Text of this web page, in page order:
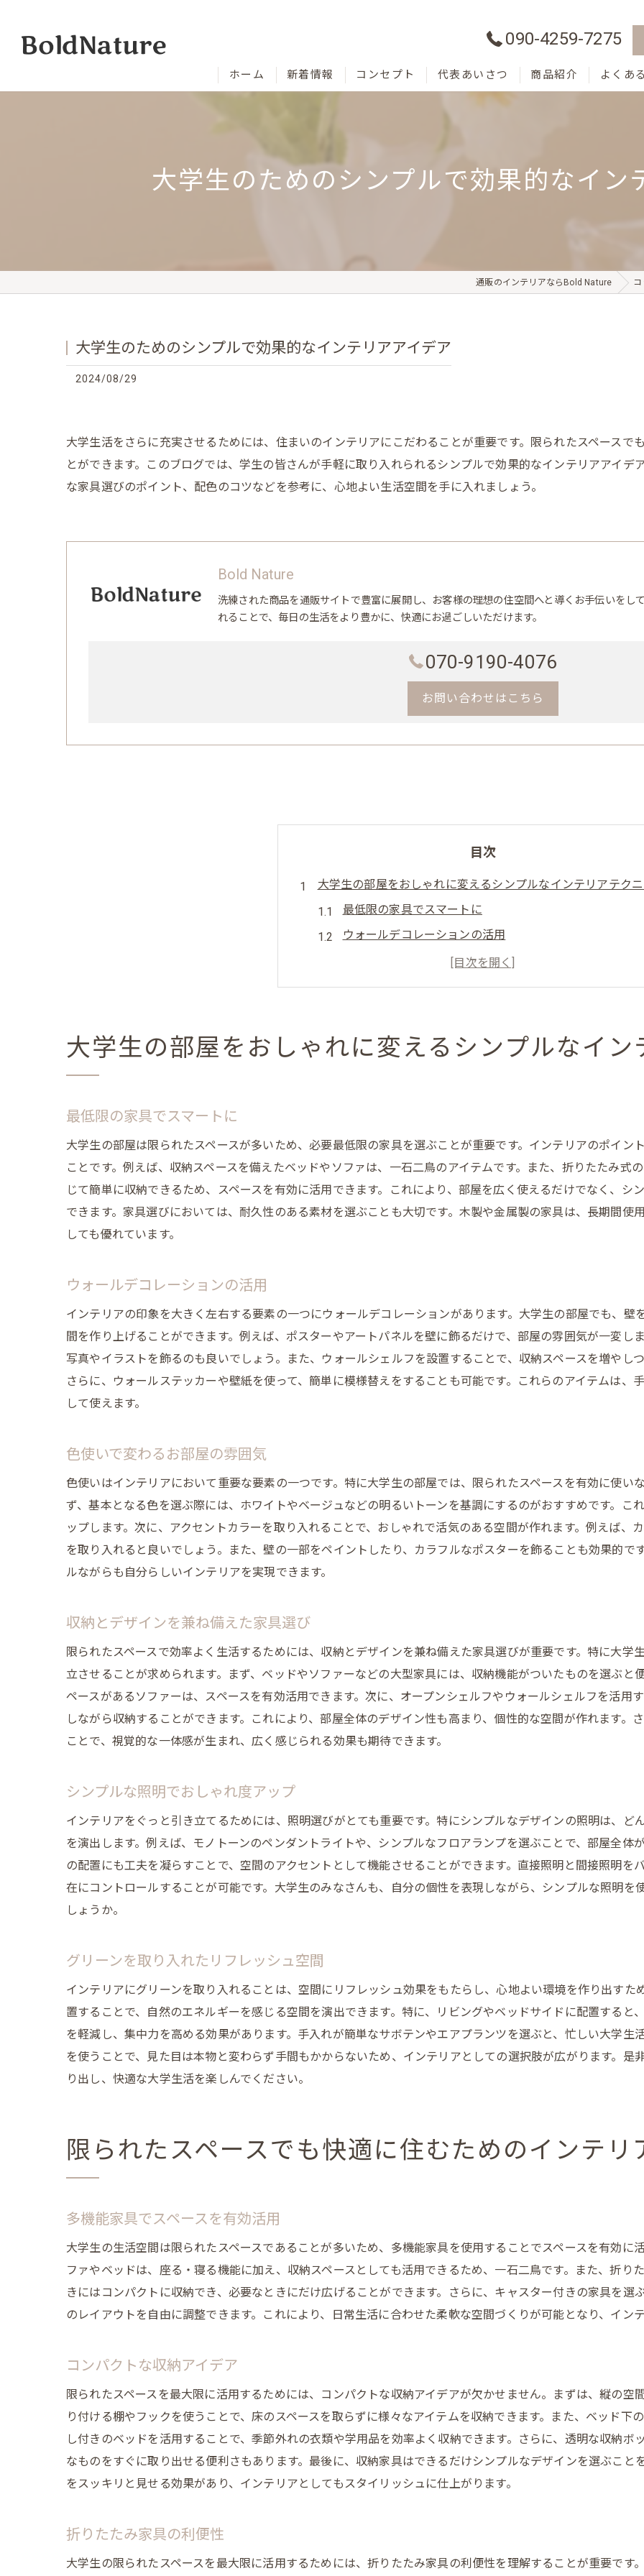
090-4259-7275
ホーム 新着情報 コンセプト 代表あいさつ 商品紹介 よくあ
大学生のためのシンプルで効果的なイン
通販のインテリアならBold Nature
大学生のためのシンプルで効果的なインテリアアイデア
2024/08/29
大学生活をさらに充実させるためには、住まいのインテリアにこだわることが重要です。限られたスペースで
とができます。このブログでは、学生の皆さんが手軽に取り入れられるシンプルで効果的なインテリアアイデ
な家具選びのポイント、配色のコツなどを参考に、心地よい生活空間を手に入れましょう。
Bold Nature
洗練された商品を通販サイトで豊富に展開し、お客様の理想の住空間へと導くお手伝いをし
れることで、毎日の生活をより豊かに、快適にお過ごしいただけます。
070-9190-4076
お問い合わせはこちら
目次
大学生の部屋をおしゃれに変えるシンプルなインテリアテク
最低限の家具でスマートに
ウォールデコレーションの活用
色使いで変わるお部屋の雰囲気
収納とデザインを兼ね備えた家具選び
グリーンを取り入れたリフレッシュ空間
限られたスペースでも快適に住むためのインテリア選びのポ
折りたたみ家具の利便性
壁面収納で空間を広く見せる
ミニマリストデザインの提案
家具配置の工夫で広がる空間
シンプルなカーテンの選定
ラグとカーペットの配置方法
アクセント小物の取り入れ方
照明で演出するおしゃれな空間
カラーバランスの取り方
自己表現を反映したデコレーション
視覚的広がりを持たせる鏡の使い方
プランターを使ったインテリア
シンプルなアート作品の飾り方
サステナブルなインテリアアイテム
季節ごとのインテリアチェンジ
バランスの良い配置テクニック
予算内でおしゃれを実現する方法
コンパクトなキッチンスペースの作り方
ベッド下収納の活用法
おしゃれなパーティションアイデア
毎日のリラックスタイムを演出
趣味を楽しむための空間作り
心地よい睡眠環境の整え方
大学生の部屋をおしゃれに変えるシンプルなイ
最低限の家具でスマートに
大学生の部屋は限られたスペースが多いため、必要最低限の家具を選ぶことが重要です。インテリアのポイン
ことです。例えば、収納スペースを備えたベッドやソファは、一石二鳥のアイテムです。また、折りたたみ式
じて簡単に収納できるため、スペースを有効に活用できます。これにより、部屋を広く使えるだけでなく、シ
できます。家具選びにおいては、耐久性のある素材を選ぶことも大切です。木製や金属製の家具は、長期間使
しても優れています。
ウォールデコレーションの活用
インテリアの印象を大きく左右する要素の一つにウォールデコレーションがあります。大学生の部屋でも、壁
間を作り上げることができます。例えば、ポスターやアートパネルを壁に飾るだけで、部屋の雰囲気が一変し
写真やイラストを飾るのも良いでしょう。また、ウォールシェルフを設置することで、収納スペースを増やし
さらに、ウォールステッカーや壁紙を使って、簡単に模様替えをすることも可能です。これらのアイテムは、
して使えます。
色使いで変わるお部屋の雰囲気
色使いはインテリアにおいて重要な要素の一つです。特に大学生の部屋では、限られたスペースを有効に使い
ず、基本となる色を選ぶ際には、ホワイトやベージュなどの明るいトーンを基調にするのがおすすめです。こ
ップします。次に、アクセントカラーを取り入れることで、おしゃれで活気のある空間が作れます。例えば、
を取り入れると良いでしょう。また、壁の一部をペイントしたり、カラフルなポスターを飾ることも効果的で
ルながらも自分らしいインテリアを実現できます。
収納とデザインを兼ね備えた家具選び
限られたスペースで効率よく生活するためには、収納とデザインを兼ね備えた家具選びが重要です。特に大学
立させることが求められます。まず、ベッドやソファーなどの大型家具には、収納機能がついたものを選ぶと
ペースがあるソファーは、スペースを有効活用できます。次に、オープンシェルフやウォールシェルフを活用
しながら収納することができます。これにより、部屋全体のデザイン性も高まり、個性的な空間が作れます。
ことで、視覚的な一体感が生まれ、広く感じられる効果も期待できます。
シンプルな照明でおしゃれ度アップ
インテリアをぐっと引き立てるためには、照明選びがとても重要です。特にシンプルなデザインの照明は、ど
を演出します。例えば、モノトーンのペンダントライトや、シンプルなフロアランプを選ぶことで、部屋全体
の配置にも工夫を凝らすことで、空間のアクセントとして機能させることができます。直接照明と間接照明を
在にコントロールすることが可能です。大学生のみなさんも、自分の個性を表現しながら、シンプルな照明を
しょうか。
グリーンを取り入れたリフレッシュ空間
インテリアにグリーンを取り入れることは、空間にリフレッシュ効果をもたらし、心地よい環境を作り出すた
置することで、自然のエネルギーを感じる空間を演出できます。特に、リビングやベッドサイドに配置すると
を軽減し、集中力を高める効果があります。手入れが簡単なサボテンやエアプランツを選ぶと、忙しい大学生
を使うことで、見た目は本物と変わらず手間もかからないため、インテリアとしての選択肢が広がります。是
り出し、快適な大学生活を楽しんでください。
限られたスペースでも快適に住むためのインテ
多機能家具でスペースを有効活用
大学生の生活空間は限られたスペースであることが多いため、多機能家具を使用することでスペースを有効に
ファやベッドは、座る・寝る機能に加え、収納スペースとしても活用できるため、一石二鳥です。また、折り
きにはコンパクトに収納でき、必要なときにだけ広げることができます。さらに、キャスター付きの家具を選
のレイアウトを自由に調整できます。これにより、日常生活に合わせた柔軟な空間づくりが可能となり、イン
コンパクトな収納アイデア
限られたスペースを最大限に活用するためには、コンパクトな収納アイデアが欠かせません。まずは、縦の空
り付ける棚やフックを使うことで、床のスペースを取らずに様々なアイテムを収納できます。また、ベッド下
し付きのベッドを活用することで、季節外れの衣類や学用品を効率よく収納できます。さらに、透明な収納ボ
なものをすぐに取り出せる便利さもあります。最後に、収納家具はできるだけシンプルなデザインを選ぶこと
をスッキリと見せる効果があり、インテリアとしてもスタイリッシュに仕上がります。
折りたたみ家具の利便性
大学生の限られたスペースを最大限に活用するためには、折りたたみ家具の利便性を理解することが重要です